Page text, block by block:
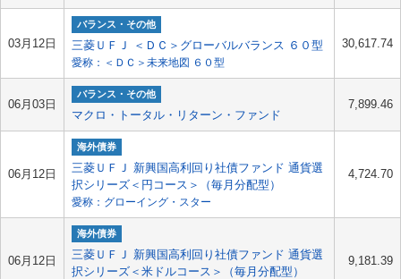
03月12日
バランス・その他
三菱ＵＦＪ ＜ＤＣ＞グローバルバランス ６０型
愛称：＜ＤＣ＞未来地図 ６０型
30,617.74
06月03日
バランス・その他
マクロ・トータル・リターン・ファンド
7,899.46
06月12日
海外債券
三菱ＵＦＪ 新興国高利回り社債ファンド 通貨選
択シリーズ＜円コース＞（毎月分配型）
愛称：グローイング・スター
4,724.70
06月12日
海外債券
三菱ＵＦＪ 新興国高利回り社債ファンド 通貨選
択シリーズ＜米ドルコース＞（毎月分配型）
9,181.39